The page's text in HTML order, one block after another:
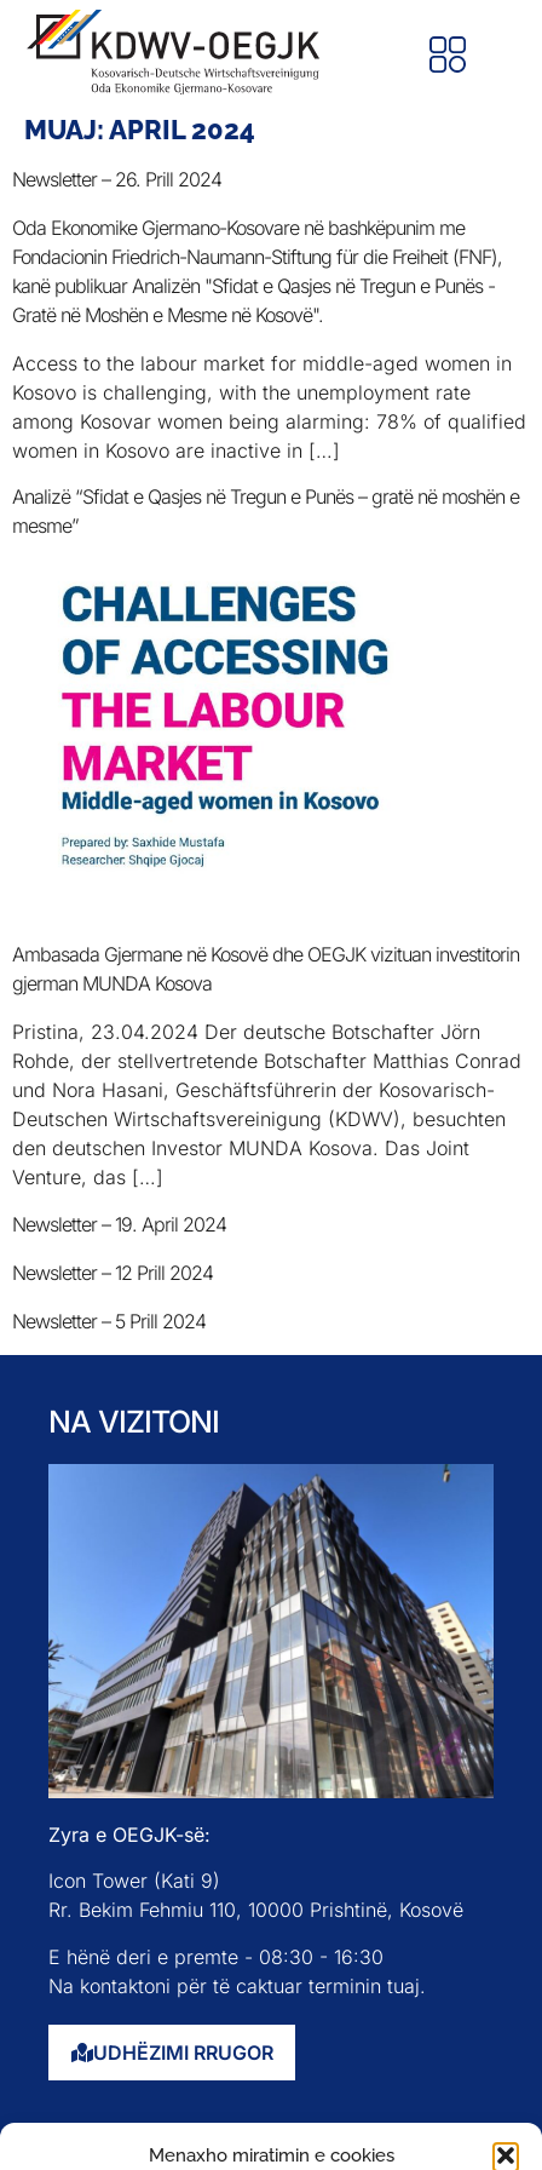
Menaxho miratimin e cookies
MUAJ:APRIL 2024
Newsletter – 26. Prill 2024
Oda Ekonomike Gjermano-Kosovare në bashkëpunim me
Fondacionin Friedrich-Naumann-Stiftung für die Freiheit (FNF),
kanë publikuar Analizën "Sfidat e Qasjes në Tregun e Punës -
Gratë në Moshën e Mesme në Kosovë".
Access to the labour market for middle-aged women in
Kosovo is challenging, with the unemployment rate
among Kosovar women being alarming: 78% of qualified
women in Kosovo are inactive in […]
Analizë “Sfidat e Qasjes në Tregun e Punës – gratë në moshën e
mesme”
Ambasada Gjermane në Kosovë dhe OEGJK vizituan investitorin
gjerman MUNDA Kosova
Pristina, 23.04.2024 Der deutsche Botschafter Jörn
Rohde, der stellvertretende Botschafter Matthias Conrad
und Nora Hasani, Geschäftsführerin der Kosovarisch-
Deutschen Wirtschaftsvereinigung (KDWV), besuchten
den deutschen Investor MUNDA Kosova. Das Joint
Venture, das […]
Newsletter – 19. April 2024
Newsletter – 12 Prill 2024
Newsletter – 5 Prill 2024
NA VIZITONI
Zyra e OEGJK-së:
Icon Tower (Kati 9)
Rr. Bekim Fehmiu 110, 10000 Prishtinë, Kosovë
E hënë deri e premte - 08:30 - 16:30
Na kontaktoni për të caktuar terminin tuaj.
UDHËZIMI RRUGOR